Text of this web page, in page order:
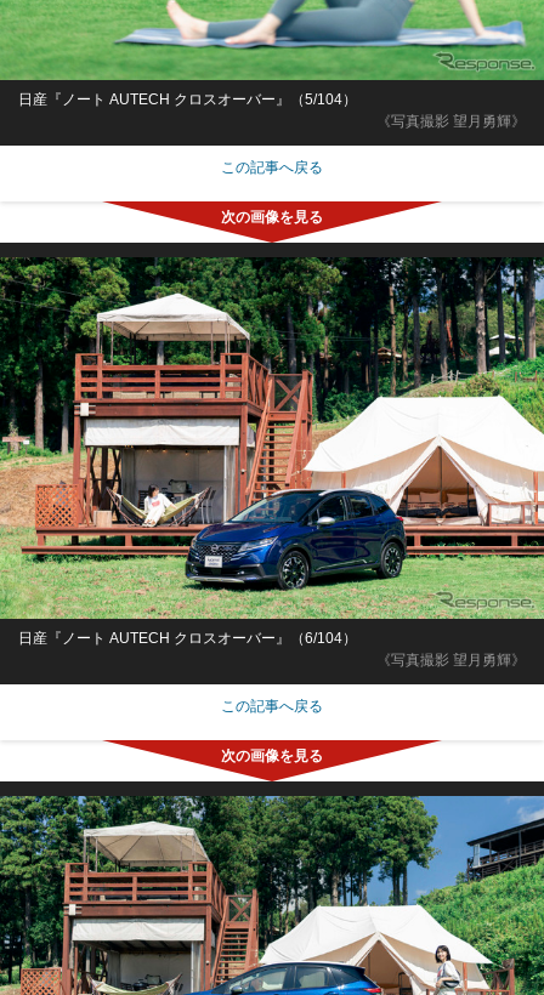
《写真撮影 望月勇輝》
日産『ノート AUTECH クロスオーバー』（5/104）
この記事へ戻る
《写真撮影 望月勇輝》
日産『ノート AUTECH クロスオーバー』（6/104）
この記事へ戻る